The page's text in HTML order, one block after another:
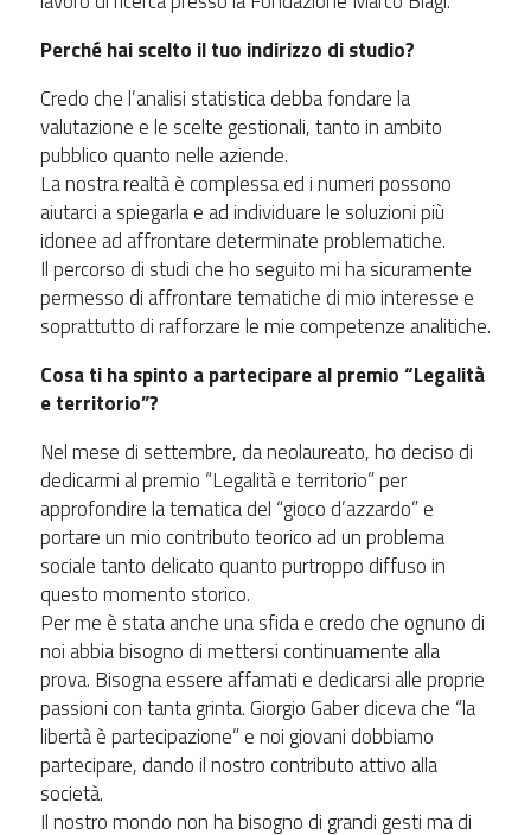
Perché hai scelto il tuo indirizzo di studio?
Credo che l’analisi statistica debba fondare la
valutazione e le scelte gestionali, tanto in ambito
pubblico quanto nelle aziende.
La nostra realtà è complessa ed i numeri possono
aiutarci a spiegarla e ad individuare le soluzioni più
idonee ad affrontare determinate problematiche.
Il percorso di studi che ho seguito mi ha sicuramente
permesso di affrontare tematiche di mio interesse e
soprattutto di rafforzare le mie competenze analitiche.
Cosa ti ha spinto a partecipare al premio “Legalità
e territorio”?
Nel mese di settembre, da neolaureato, ho deciso di
dedicarmi al premio “Legalità e territorio” per
approfondire la tematica del “gioco d’azzardo” e
portare un mio contributo teorico ad un problema
sociale tanto delicato quanto purtroppo diffuso in
questo momento storico.
Per me è stata anche una sfida e credo che ognuno di
noi abbia bisogno di mettersi continuamente alla
prova. Bisogna essere affamati e dedicarsi alle proprie
passioni con tanta grinta. Giorgio Gaber diceva che “la
libertà è partecipazione” e noi giovani dobbiamo
partecipare, dando il nostro contributo attivo alla
società.
Il nostro mondo non ha bisogno di grandi gesti ma di